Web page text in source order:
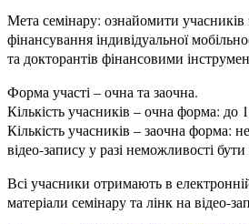
Мета семінару: ознайомити
фінансування індивідуальної
та докторантів фінансовими
Форма участі – очна та заочна.
Кількість учасників – очна форма: до
Кількість учасників – заочна форма:
відео-запису у разі неможливості
Всі учасники отримають в
матеріали семінару та лінк на відео-